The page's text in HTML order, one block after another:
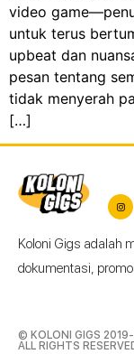
video
untuk terus
upbeat dan
pesan tentang
tidak menyerah
[…]
Koloni Gigs adalah
dokumentasi,
© KOLONI GIGS
ALL RIGHTS